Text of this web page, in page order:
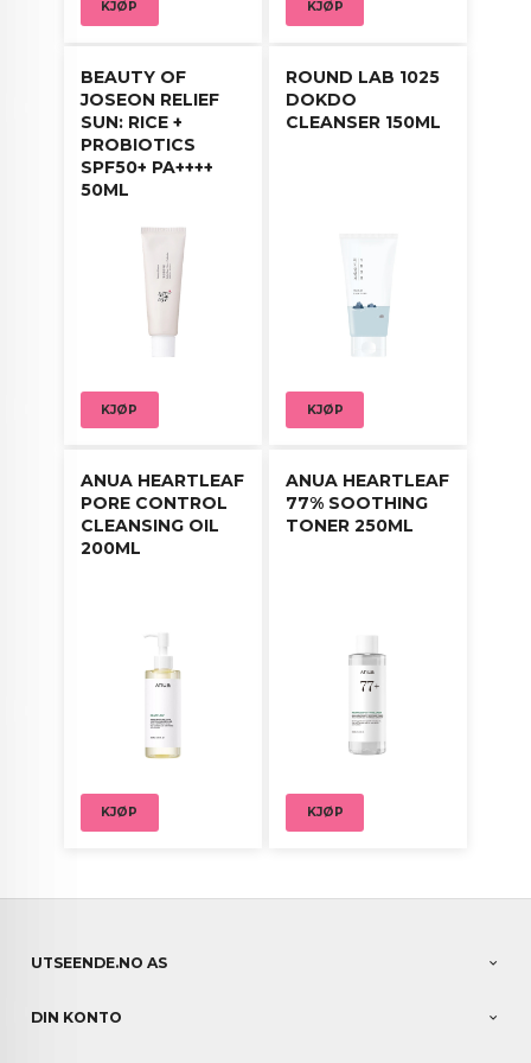
håndflaten og klapp forsiktig på ansiktet for
KJØP KJØP
BEAUTY OF
JOSEON RELIEF
SUN: RICE +
PROBIOTICS
SPF50+ PA++++
50ML
KJØP
ROUND LAB 1025
DOKDO
CLEANSER 150ML
KJØP
ANUA HEARTLEAF
PORE CONTROL
CLEANSING OIL
200ML
KJØP
ANUA HEARTLEAF
77% SOOTHING
TONER 250ML
KJØP
UTSEENDE.NO AS
DIN KONTO